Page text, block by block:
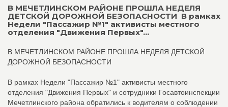
В МЕЧЕТЛИНСКОМ РАЙОНЕ ПРОШЛА НЕДЕЛЯ
ДЕТСКОЙ ДОРОЖНОЙ БЕЗОПАСНОСТИ В рамках
Недели "Пассажир №1" активисты местного
отделения "Движения Первых"...
В МЕЧЕТЛИНСКОМ РАЙОНЕ ПРОШЛА НЕДЕЛЯ ДЕТСКОЙ
ДОРОЖНОЙ БЕЗОПАСНОСТИ
В рамках Недели "Пассажир №1" активисты местного
отделения "Движения Первых" и сотрудники Госавтоинспекции
Мечетлинского района обратились к водителям о соблюдении